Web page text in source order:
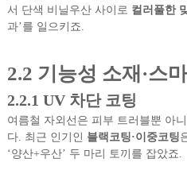
서 단색 비닐우산 사이로 컬러풀한
과’를 일으키죠.
2.2 기능성 소재·스
2.2.1 UV 차단 코팅
여름철 자외선은 피부 트러블뿐 아
다. 최근 인기인 블랙코팅·이중코팅
‘양산+우산’ 두 마리 토끼를 잡았죠.